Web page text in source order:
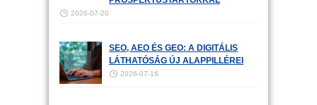
2026-07-20
SEO, AEO ÉS GEO: A DIGITÁLIS
LÁTHATÓSÁG ÚJ ALAPPILLÉREI
2026-07-16